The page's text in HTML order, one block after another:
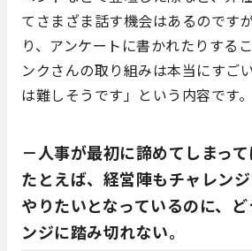
てさまざま話す機会はあるのです
り、アンケートに書かれたりする
ンクさんの取り組みは本当にすご
は難しそうです」という内容です。
－人事が最初に諦めてしまって
たとえば、経営陣もチャレン
やりたいとなっているのに、
ンジに踏み切れない。